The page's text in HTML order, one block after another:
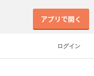
ログイン
アプリで開く